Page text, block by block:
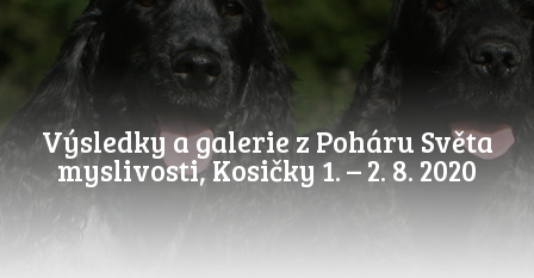
Výsledky a galerie z Poháru Světa
myslivosti, Kosičky 1. – 2. 8. 2020